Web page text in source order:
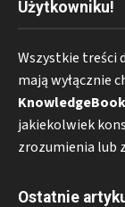
Użytkowniku!
Wszystkie treści
mają wyłącznie
jakiekolwiek
zrozumienia lub
Ostatnie